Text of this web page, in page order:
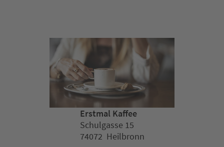
Erstmal Kaffee
Schulgasse 15
74072 Heilbronn